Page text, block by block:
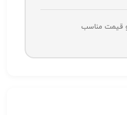
قیمت مناسب